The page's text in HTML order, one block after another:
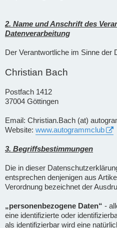
2. Name und Anschrift des
Datenverarbeitung
Der Verantwortliche im Sinne der
Christian Bach
Postfach 1412
37004 Göttingen
Email: Christian.Bach (at)
Website: www.autogrammclub
3. Begriffsbestimmungen
Die in dieser
entsprechen denjenigen aus
Verordnung bezeichnet der
„personenbezogene Daten“ -
eine identifizierte oder
als identifizierbar wird eine